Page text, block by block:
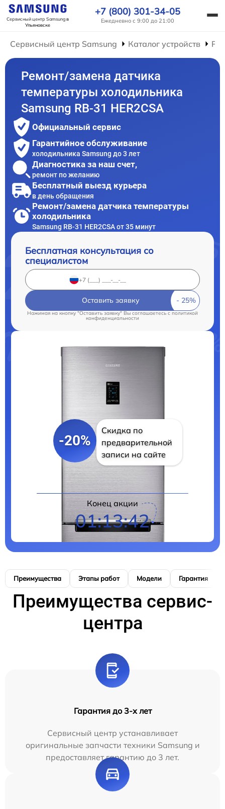
Сервисный центр Samsungв
Ульяновске
+7 (800) 301-34-05
Ежедневно с 9:00 до 21:00
Сервисный центр Samsung Каталог устройств
Ремонт/замена датчика
температуры холодильника
Samsung RB-31 HER2CSA
Официальный сервис
Гарантийное обслуживание
холодильника Samsung до 3 лет
Диагностика за наш счет,
ремонт по желанию
Бесплатный выезд курьера
в день обращения
Ремонт/замена датчика температуры
холодильника
Samsung RB-31 HER2CSA от 35 минут
Бесплатная консультация со
специалистом
Оставить заявку
Нажимая на кнопку "Оставить заявку" Вы соглашаетесь c политикой
конфиденциальности
-20%
Скидка по
предварительной
записи на сайте
Конец акции
01:13:41
Преимущества Этапы работ Модели Гарантия
Преимущества сервис-
центра
Гарантия до 3-х лет
Сервисный центр устанавливает
оригинальные запчасти техники Samsung и
предоставляет гарантию до 3 лет.